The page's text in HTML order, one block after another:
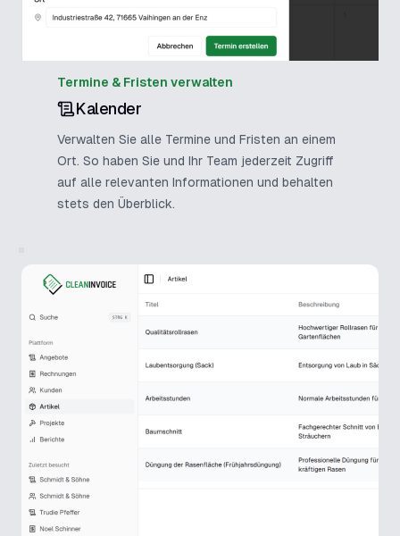
Termine & Fristen verwalten
Kalender
Verwalten Sie alle Termine und Fristen an einem
Ort. So haben Sie und Ihr Team jederzeit Zugriff
auf alle relevanten Informationen und behalten
stets den Überblick.